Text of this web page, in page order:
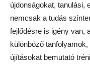
újdonságokat, tanulási,
nemcsak a tudás
fejlődésre is igény van,
különböző
újításokat bemutató